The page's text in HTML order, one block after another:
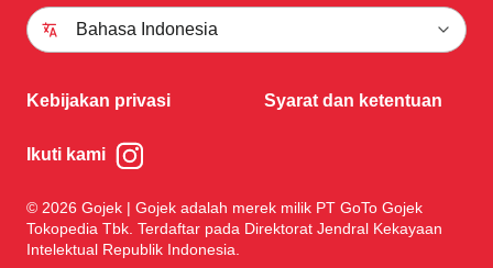
Bahasa Indonesia
Kebijakan privasi Syarat dan ketentuan
Ikuti kami
© 2026 Gojek | Gojek adalah merek milik PT GoTo Gojek
Tokopedia Tbk. Terdaftar pada Direktorat Jendral Kekayaan
Intelektual Republik Indonesia.